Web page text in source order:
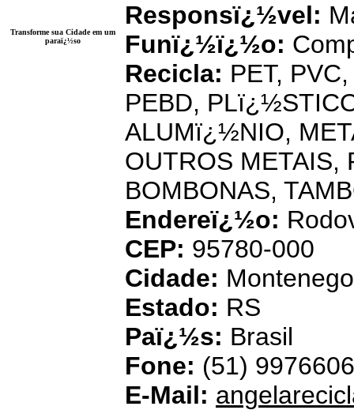
Transforme sua Cidade em um
paraï¿½so
Responsï¿½vel:
Funï¿½ï¿½o:
Recicla: PET,
PEBD,
ALUMï¿½NIO,
OUTROS
BOMBONAS,
Endereï¿½o:
CEP: 95780-000
Cidade:
Estado: RS
Paï¿½s: Brasil
Fone: (51)
E-Mail: